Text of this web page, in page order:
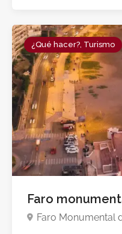
¿Qué hacer?, Turismo
Faro
Faro Monumental